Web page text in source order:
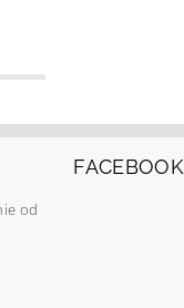
od
FACEBOOK